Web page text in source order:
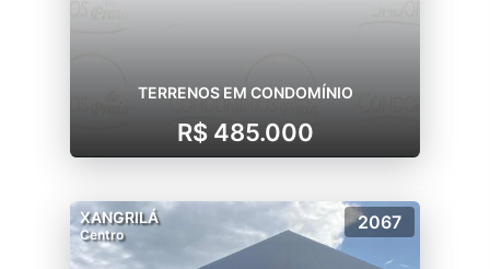
TERRENOS EM CONDOMÍNIO
R$ 485.000
XANGRILÁ
Centro
2067